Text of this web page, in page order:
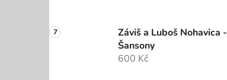
Záviš a Luboš Nohavica -
Šansony
600 Kč